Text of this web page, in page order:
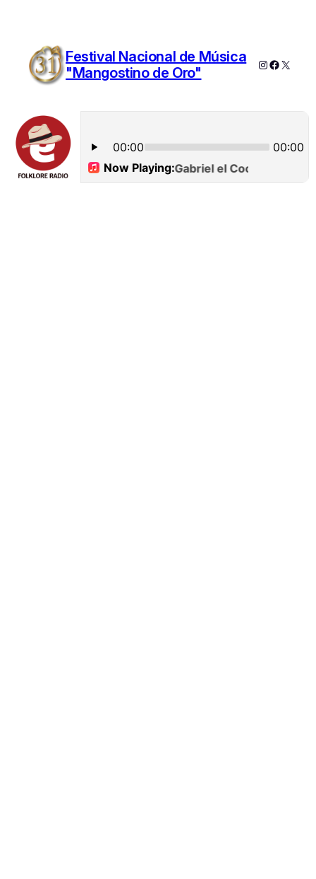
Festival Nacional de Música
"Mangostino de Oro"
Instagram
X